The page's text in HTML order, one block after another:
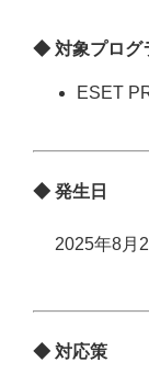
◆ 対象プログ
ESET
◆ 発生日
2025年8月
◆ 対応策